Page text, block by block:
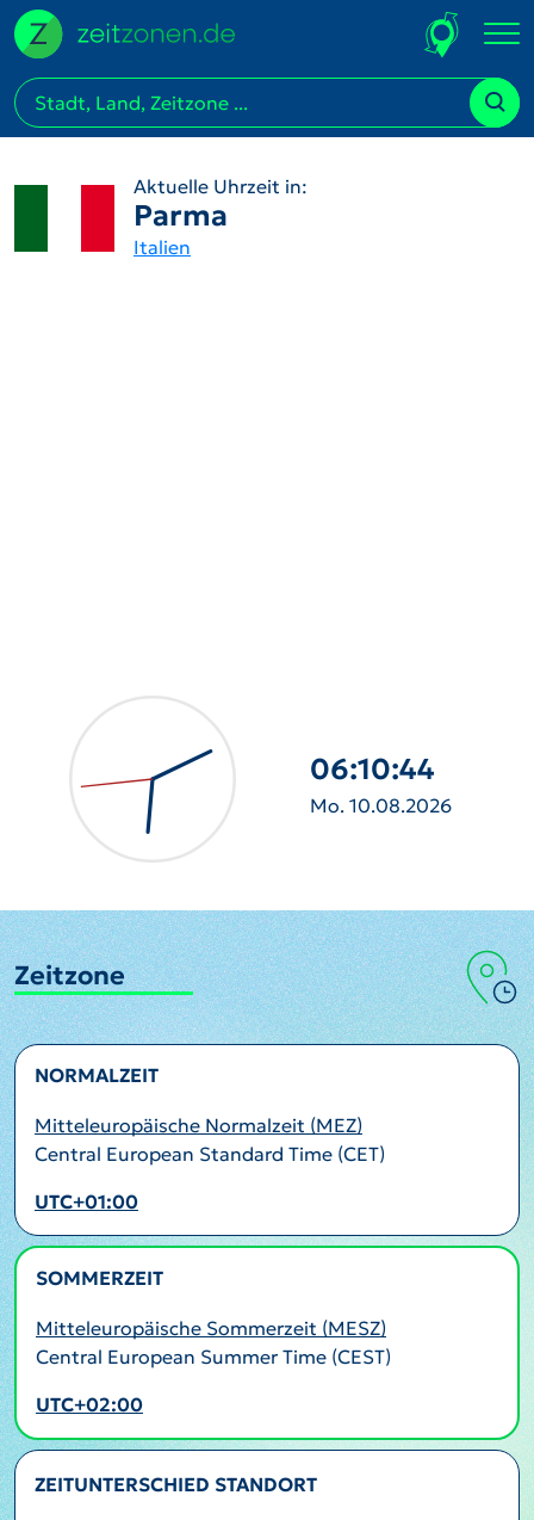
Aktuelle Uhrzeit in:
Parma
Italien
06:10:45
Mo. 10.08.2026
Zeitzone
NORMALZEIT
Mitteleuropäische Normalzeit (MEZ)
Central European Standard Time (CET)
UTC+01:00
SOMMERZEIT
Mitteleuropäische Sommerzeit (MESZ)
Central European Summer Time (CEST)
UTC+02:00
ZEITUNTERSCHIED STANDORT